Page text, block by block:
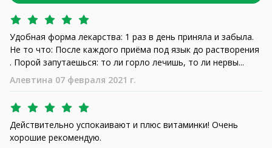
Удобная форма лекарства: 1 раз в день приняла и забыла.
Не то что: После каждого приёма под язык до растворения
. Порой запутаешься: то ли горло лечишь, то ли нервы...
Алевтина 07 февраля 2021 г.
Действительно успокаивают и плюс витаминки! Очень
хорошие рекомендую.